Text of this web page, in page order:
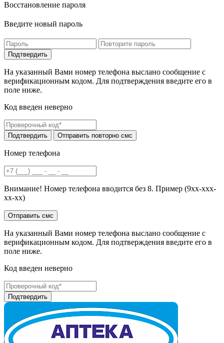
Восстановление пароля
Введите новый пароль
На указанный Вами номер телефона выслано сообщение с
верификационным кодом. Для подтверждения введите его в
поле ниже.
Код введен неверно
Номер телефона
Внимание! Номер телефона вводится без 8. Пример (9хх-ххх-
хх-хх)
На указанный Вами номер телефона выслано сообщение с
верификационным кодом. Для подтверждения введите его в
поле ниже.
Код введен неверно